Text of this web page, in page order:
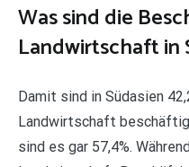
Was sind die
Landwirtschaft in
Damit sind in Südasien
Landwirtschaft
sind es gar 57,4%.